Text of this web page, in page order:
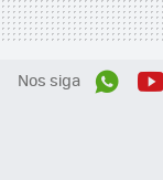
Nos siga